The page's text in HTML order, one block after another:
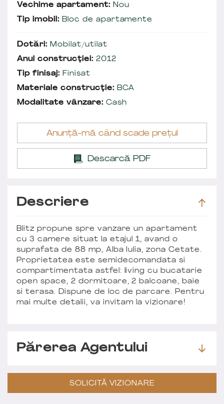
Vechime apartament: Nou
Tip imobil: Bloc de apartamente
Dotări: Mobilat/utilat
Anul construcției: 2012
Tip finisaj: Finisat
Materiale construcție: BCA
Modalitate vânzare: Cash
Anunță-mă când scade prețul
Descarcă PDF
Descriere
Blitz propune spre vanzare un apartament
cu 3 camere situat la etajul 1, avand o
suprafata de 88 mp, Alba Iulia, zona Cetate.
Proprietatea este semidecomandata si
compartimentata astfel: living cu bucatarie
open space, 2 dormitoare, 2 balcoane, baie
si terasa. Dispune de loc de parcare. Pentru
mai multe detalii, va invitam la vizionare!
Părerea Agentului
SOLICITĂ VIZIONARE